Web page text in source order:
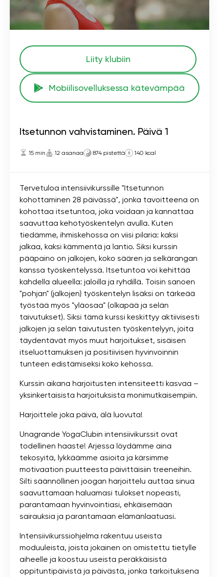
Liity klubiin
Mobiilisovelluksessa kätevämpää
Itsetunnon vahvistaminen. Päivä 1
15 min 12 asanaa 874 pistettä 140 kcal
Tervetuloa intensiivikurssille "Itsetunnon
kohottaminen 28 päivässä", jonka tavoitteena on
kohottaa itsetuntoa, joka voidaan ja kannattaa
saavuttaa kehotyöskentelyn avulla. Kuten
tiedämme, ihmiskehossa on viisi pilaria: kaksi
jalkaa, kaksi kämmentä ja lantio. Siksi kurssin
pääpaino on jalkojen, koko säären ja selkärangan
kanssa työskentelyssä. Itsetuntoa voi kehittää
kahdella alueella: jaloilla ja ryhdillä. Toisin sanoen
"pohjan" (jalkojen) työskentelyn lisäksi on tärkeää
työstää myös "yläosaa" (olkapää ja selän
taivutukset). Siksi tämä kurssi keskittyy aktiivisesti
jalkojen ja selän taivutusten työskentelyyn, joita
täydentävät myös muut harjoitukset, sisäisen
itseluottamuksen ja positiivisen hyvinvoinnin
tunteen edistämiseksi koko kehossa.
Kurssin aikana harjoitusten intensiteetti kasvaa –
yksinkertaisista harjoituksista monimutkaisempiin.
Harjoittele joka päivä, älä luovuta!
Unagrande YogaClubin intensiivikurssit ovat
todellinen haaste! Arjessa löydämme aina
tekosyitä, lykkäämme asioita ja kärsimme
motivaation puutteesta päivittäisiin treeneihin.
Silti säännöllinen joogan harjoittelu auttaa sinua
saavuttamaan haluamasi tulokset nopeasti,
parantamaan hyvinvointiasi, ehkäisemään
sairauksia ja parantamaan elämänlaatuasi.
Intensiivikurssiohjelma rakentuu useista
moduuleista, joista jokainen on omistettu tietylle
aiheelle ja koostuu useista peräkkäisistä
oppituntipäivistä ja päivästä, jonka tarkoituksena